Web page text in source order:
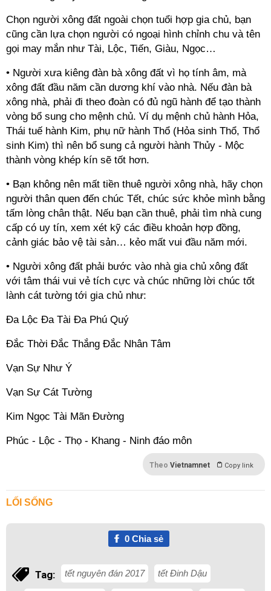
Chọn người xông đất ngoài chọn tuổi hợp gia chủ, bạn
cũng cần lựa chọn người có ngoại hình chỉnh chu và tên
gọi may mắn như Tài, Lộc, Tiến, Giàu, Ngọc…
• Người xưa kiêng đàn bà xông đất vì họ tính âm, mà
xông đất đầu năm cần dương khí vào nhà. Nếu đàn bà
xông nhà, phải đi theo đoàn có đủ ngũ hành để tạo thành
vòng bổ sung cho mệnh chủ. Ví dụ mệnh chủ hành Hỏa,
Thái tuế hành Kim, phụ nữ hành Thổ (Hỏa sinh Thổ, Thổ
sinh Kim) thì nên bổ sung cả người hành Thủy - Mộc
thành vòng khép kín sẽ tốt hơn.
• Bạn không nên mất tiền thuê người xông nhà, hãy chọn
người thân quen đến chúc Tết, chúc sức khỏe mình bằng
tấm lòng chân thật. Nếu bạn cần thuê, phải tìm nhà cung
cấp có uy tín, xem xét kỹ các điều khoản hợp đồng,
cảnh giác bảo vệ tài sản… kẻo mất vui đầu năm mới.
• Người xông đất phải bước vào nhà gia chủ xông đất
với tâm thái vui vẻ tích cực và chúc những lời chúc tốt
lành cát tường tới gia chủ như:
Đa Lộc Đa Tài Đa Phú Quý
Đắc Thời Đắc Thắng Đắc Nhân Tâm
Vạn Sự Như Ý
Vạn Sự Cát Tường
Kim Ngọc Tài Mãn Đường
Phúc - Lộc - Thọ - Khang - Ninh đáo môn
Theo Vietnamnet Copy link
LỐI SỐNG
0Chia sẻ
Tag: tết nguyên đán 2017 tết Đinh Dậu